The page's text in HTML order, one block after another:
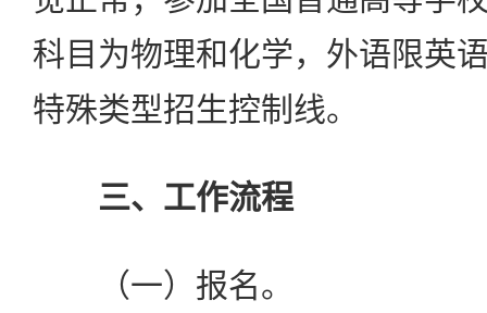
科目为物理和化学，外语限英
特殊类型招生控制线。
三、工作流程
（一）报名。